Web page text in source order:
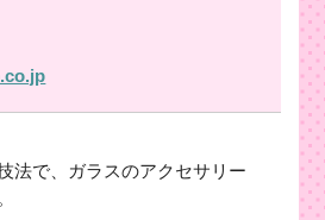
法で、ガラスのアクセサリー